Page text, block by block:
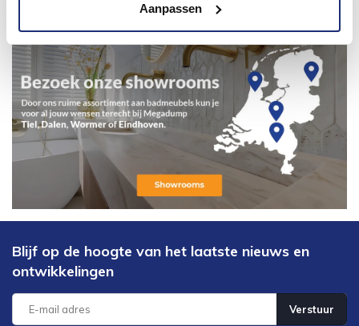
Aanpassen
Blijf op de hoogte van het laatste nieuws en
ontwikkelingen
Verstuur